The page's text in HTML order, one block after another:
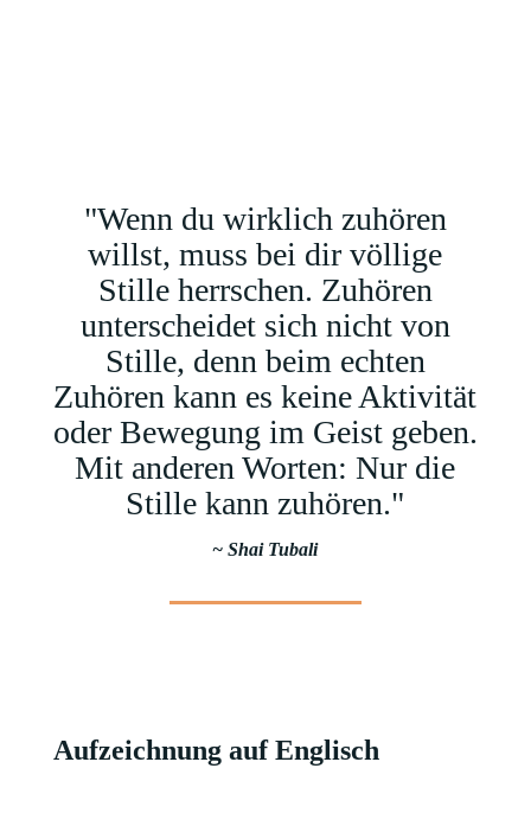
"Wenn du wirklich zuhören
willst, muss bei dir völlige
Stille herrschen. Zuhören
unterscheidet sich nicht von
Stille, denn beim echten
Zuhören kann es keine Aktivität
oder Bewegung im Geist geben.
Mit anderen Worten: Nur die
Stille kann zuhören."
~ Shai Tubali
Aufzeichnung auf Englisch